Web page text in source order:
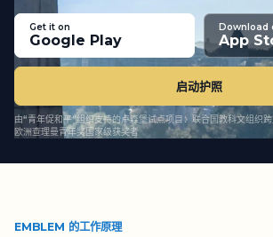
Emblem 是数字文化护照平台。人们探
Get it on
Google Play
Download
App
启动护照
由“青年促和平”组织支持的卢森堡试点项目：联合国教科文组织
欧洲查理曼青年奖国家级获奖者
EMBLEM 的工作原理